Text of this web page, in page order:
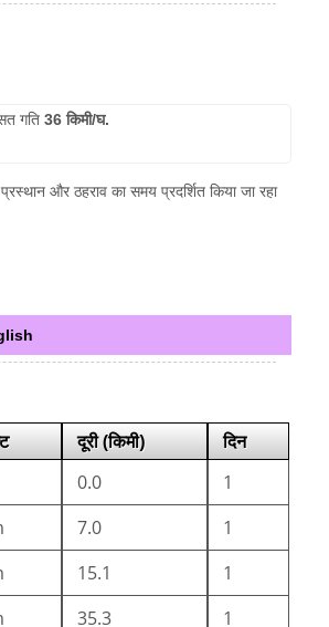
गति 36 किमी/घ.
और ठहराव का समय प्रदर्शित किया जा रहा
दूरी (किमी)
दिन
0.0
1
7.0
1
15.1
1
35.3
1